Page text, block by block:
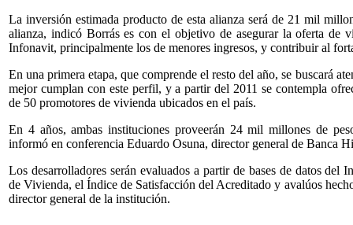
La inversión estimada producto de esta alianza será de 21 mil
alianza, indicó Borrás es con el objetivo de asegurar la oferta de
Infonavit, principalmente los de menores ingresos, y contribuir al
En una primera etapa, que comprende el resto del año, se buscará
mejor cumplan con este perfil, y a partir del 2011 se contempla
de 50 promotores de vivienda ubicados en el país.
En 4 años, ambas instituciones proveerán 24 mil millones de
informó en conferencia Eduardo Osuna, director general de Banca
Los desarrolladores serán evaluados a partir de bases de datos
de Vivienda, el Índice de Satisfacción del Acreditado y avalúos
director general de la institución.